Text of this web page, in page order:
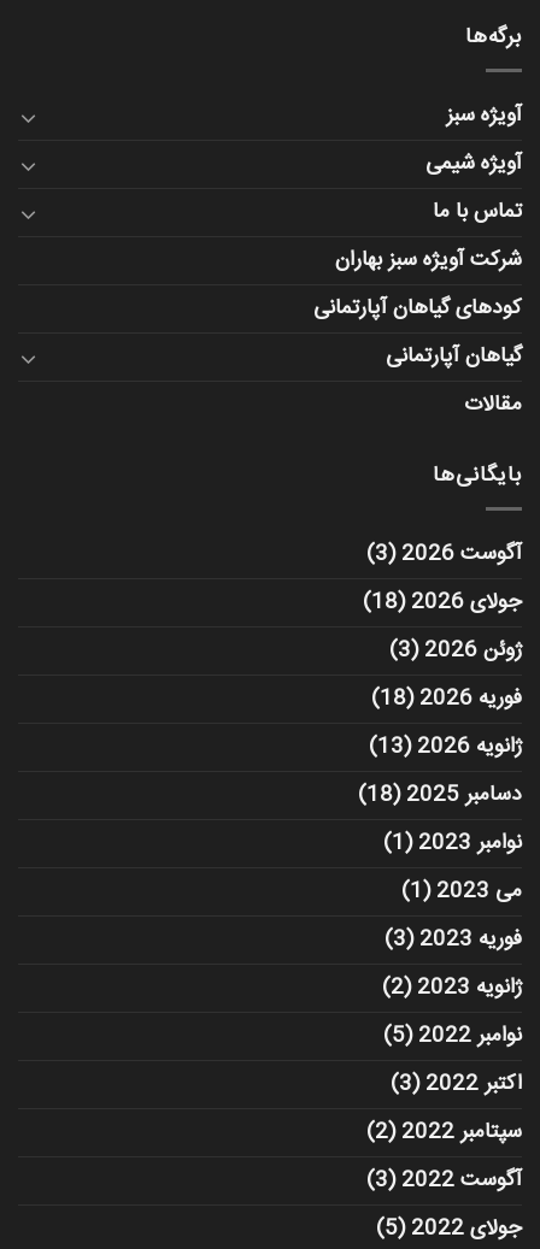
برگه‌ها
آویژه سبز
آویژه شیمی
تماس با ما
شرکت آویژه سبز بهاران
کودهای گیاهان آپارتمانی
گیاهان آپارتمانی
مقالات
بایگانی‌ها
آگوست 2026
(3)
جولای 2026
(18)
ژوئن 2026
(3)
فوریه 2026
(18)
ژانویه 2026
(13)
دسامبر 2025
(18)
نوامبر 2023
(1)
می 2023
(1)
فوریه 2023
(3)
ژانویه 2023
(2)
نوامبر 2022
(5)
اکتبر 2022
(3)
سپتامبر 2022
(2)
آگوست 2022
(3)
جولای 2022
(5)